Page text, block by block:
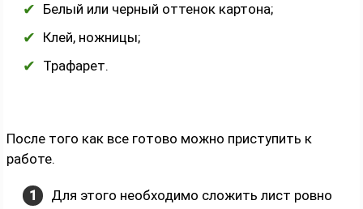
Белый или черный оттенок картона;
Клей, ножницы;
Трафарет.
После того как все готово можно приступить к
работе.
Для этого необходимо сложить лист ровно